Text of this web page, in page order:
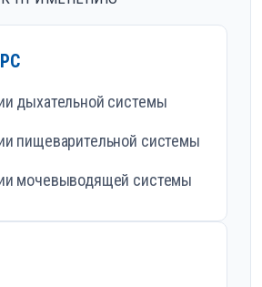
дыхательной системы
пищеварительной системы
мочевыводящей системы